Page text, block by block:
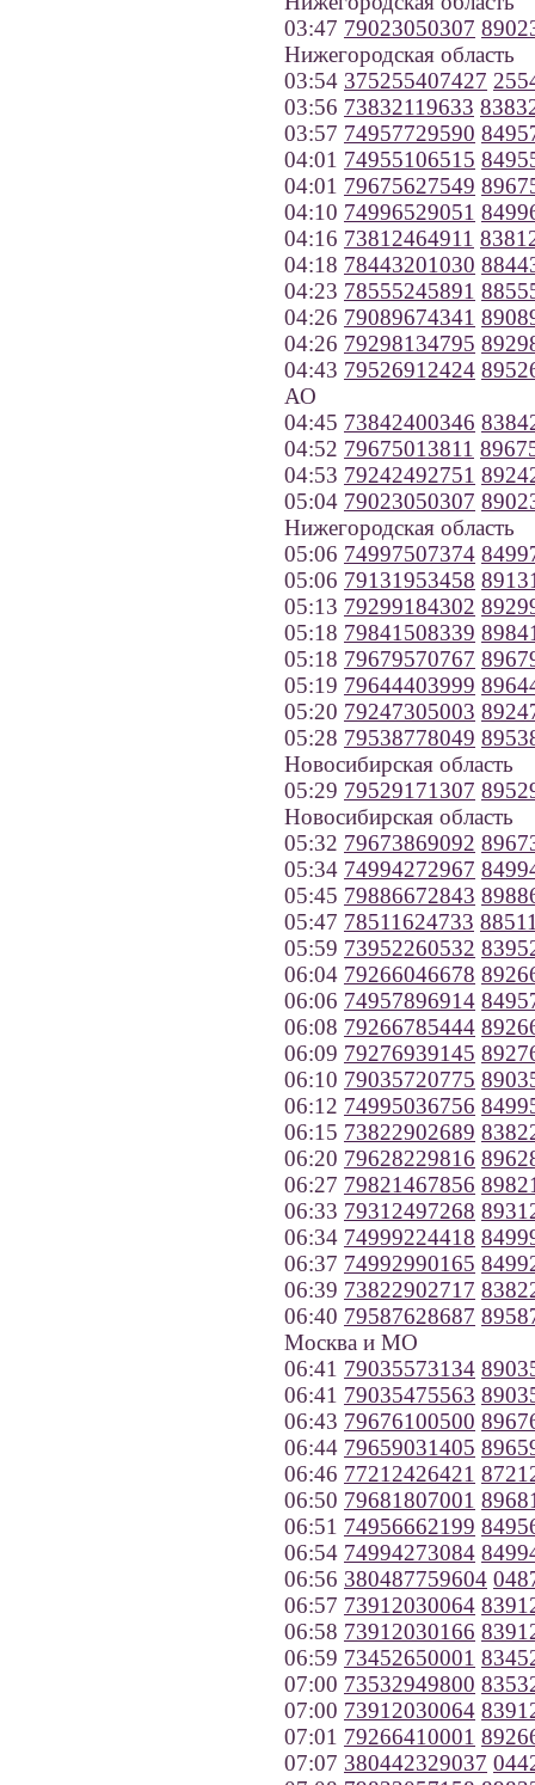
03:47 79023050307
Нижегородская область
03:54 375255407427
03:56 73832119633
03:57 74957729590
04:01 74955106515
04:01 79675627549
04:10 74996529051
04:16 73812464911
04:18 78443201030
04:23 78555245891
04:26 79089674341
04:26 79298134795
04:43 79526912424
АО
04:45 73842400346
04:52 79675013811
04:53 79242492751
05:04 79023050307
Нижегородская область
05:06 74997507374
05:06 79131953458
05:13 79299184302
05:18 79841508339
05:18 79679570767
05:19 79644403999
05:20 79247305003
05:28 79538778049
Новосибирская область
05:29 79529171307
Новосибирская область
05:32 79673869092
05:34 74994272967
05:45 79886672843
05:47 78511624733
05:59 73952260532
06:04 79266046678
06:06 74957896914
06:08 79266785444
06:09 79276939145
06:10 79035720775
06:12 74995036756
06:15 73822902689
06:20 79628229816
06:27 79821467856
06:33 79312497268
06:34 74999224418
06:37 74992990165
06:39 73822902717
06:40 79587628687
Москва и МО
06:41 79035573134
06:41 79035475563
06:43 79676100500
06:44 79659031405
06:46 77212426421
06:50 79681807001
06:51 74956662199
06:54 74994273084
06:56 380487759604
06:57 73912030064
06:58 73912030166
06:59 73452650001
07:00 73532949800
07:00 73912030064
07:01 79266410001
07:07 380442329037